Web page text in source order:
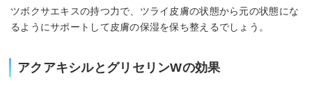
ツボクサエキスの持つ力で、ツライ皮膚の状態から元の状態にな
るようにサポートして皮膚の保湿を保ち整えるでしょう。
アクアキシルとグリセリンWの効果